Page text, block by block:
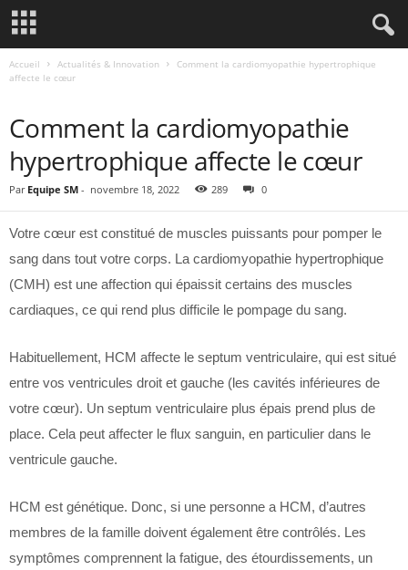
Accueil Actualités & Innovation
Comment la cardiomyopathie hypertrophique
affecte le cœur
Comment la cardiomyopathie
hypertrophique affecte le cœur
Par Equipe SM - novembre 18, 2022 289 0
Votre cœur est constitué de muscles puissants pour pomper le
sang dans tout votre corps. La cardiomyopathie hypertrophique
(CMH) est une affection qui épaissit certains des muscles
cardiaques, ce qui rend plus difficile le pompage du sang.
Habituellement, HCM affecte le septum ventriculaire, qui est situé
entre vos ventricules droit et gauche (les cavités inférieures de
votre cœur). Un septum ventriculaire plus épais prend plus de
place. Cela peut affecter le flux sanguin, en particulier dans le
ventricule gauche.
HCM est génétique. Donc, si une personne a HCM, d’autres
membres de la famille doivent également être contrôlés. Les
symptômes comprennent la fatigue, des étourdissements, un